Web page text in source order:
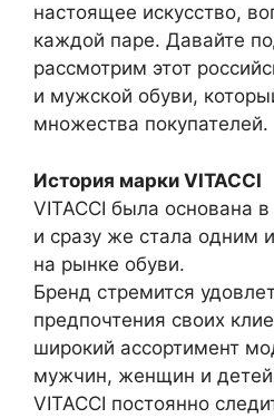
настоящее искусство,
каждой паре. Давайте
рассмотрим этот
и мужской обуви,
множества покупателей.
История марки VITACCI
VITACCI была основана
и сразу же стала одним
на рынке обуви.
Бренд стремится
предпочтения своих
широкий ассортимент
мужчин, женщин и
VITACCI постоянно